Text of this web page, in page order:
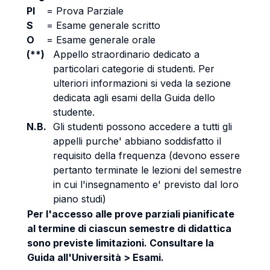
PI
= Prova Parziale
S
= Esame generale scritto
O
= Esame generale orale
(**)
Appello straordinario dedicato a
particolari categorie di studenti. Per
ulteriori informazioni si veda la sezione
dedicata agli esami della Guida dello
studente.
N.B. Gli studenti possono accedere a tutti gli
appelli purche' abbiano soddisfatto il
requisito della frequenza (devono essere
pertanto terminate le lezioni del semestre
in cui l'insegnamento e' previsto dal loro
piano studi)
Per l'accesso alle prove parziali pianificate
al termine di ciascun semestre di didattica
sono previste limitazioni. Consultare la
Guida all'Università > Esami.